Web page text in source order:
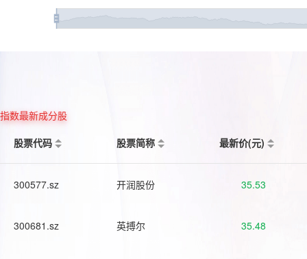
指数最新成分股
股票代码
股票简称 最新价(元)
300577.sz 开润股份 35.53
300681.sz 英搏尔 35.48